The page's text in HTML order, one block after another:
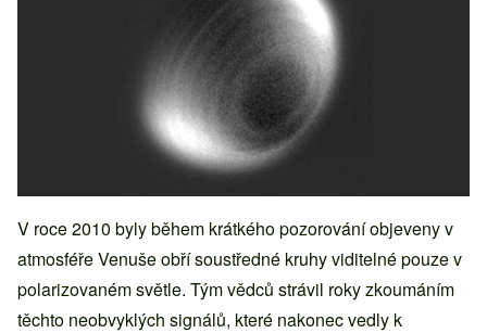
V roce 2010 byly během krátkého pozorování objeveny v
atmosféře Venuše obří soustředné kruhy viditelné pouze v
polarizovaném světle. Tým vědců strávil roky zkoumáním
těchto neobvyklých signálů, které nakonec vedly k